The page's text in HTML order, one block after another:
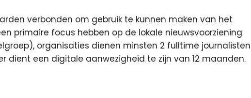
verbonden om gebruik te kunnen maken van het
primaire focus hebben op de lokale nieuwsvoorziening
organisaties dienen minsten 2 fulltime journalisten
dient een digitale aanwezigheid te zijn van 12 maanden.